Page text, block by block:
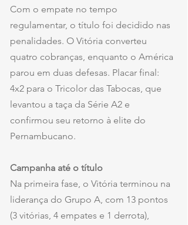
Com o empate no tempo
regulamentar, o título foi decidido nas
penalidades. O Vitória converteu
quatro cobranças, enquanto o América
parou em duas defesas. Placar final:
4x2 para o Tricolor das Tabocas, que
levantou a taça da Série A2 e
confirmou seu retorno à elite do
Pernambucano.
Campanha até o título
Na primeira fase, o Vitória terminou na
liderança do Grupo A, com 13 pontos
(3 vitórias, 4 empates e 1 derrota),